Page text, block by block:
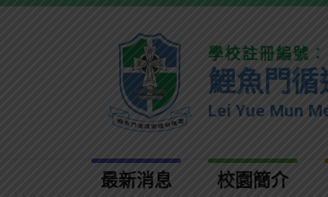
學校註冊編號
鯉魚門循
Lei Yue Mun
最新消息 校園簡介